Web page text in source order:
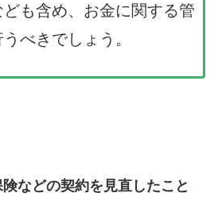
も含め、お金に関する管
べきでしょう。
などの契約を見直したこと